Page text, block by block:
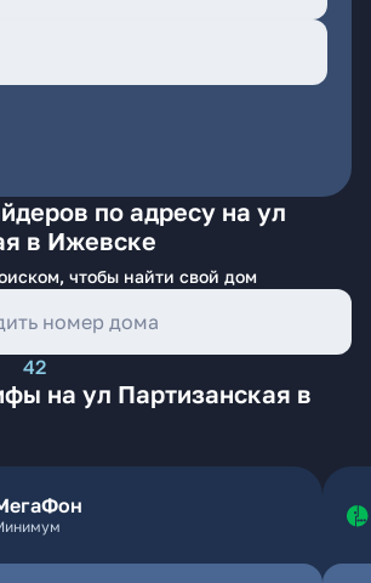
по адресу на ул
в Ижевске
чтобы найти свой дом
42
на ул Партизанская в